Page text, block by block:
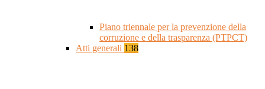
Piano triennale per la prevenzione della
corruzione e della trasparenza (PTPCT)
Atti generali 138